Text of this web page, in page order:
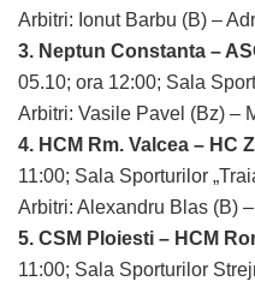
Arbitri: Ionut Barbu (B) –
3. Neptun Constanta –
05.10; ora 12:00; Sala
Arbitri: Vasile Pavel (Bz) –
4. HCM Rm. Valcea – HC
11:00; Sala Sporturilor
Arbitri: Alexandru Blas (B)
5. CSM Ploiesti – HCM
11:00; Sala Sporturilor